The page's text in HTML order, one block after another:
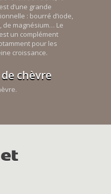
d’une grande
: bourré d’iode,
de magnésium… Le
un complément
pour les
croissance.
chèvre